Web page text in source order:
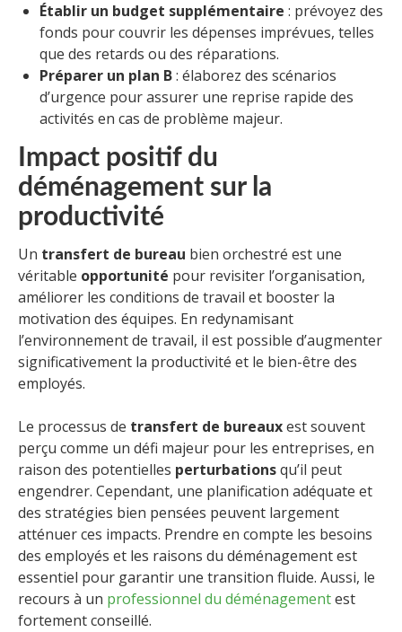
Établir un budget supplémentaire : prévoyez des
fonds pour couvrir les dépenses imprévues, telles
que des retards ou des réparations.
Préparer un plan B: élaborez des scénarios
d’urgence pour assurer une reprise rapide des
activités en cas de problème majeur.
Impact positif du
déménagement sur la
productivité
Un transfert de bureau bien orchestré est une
véritable opportunité pour revisiter l’organisation,
améliorer les conditions de travail et booster la
motivation des équipes. En redynamisant
l’environnement de travail, il est possible d’augmenter
significativement la productivité et le bien-être des
employés.
Le processus de transfert de bureauxest souvent
perçu comme un défi majeur pour les entreprises, en
raison des potentielles perturbationsqu’il peut
engendrer. Cependant, une planification adéquate et
des stratégies bien pensées peuvent largement
atténuer ces impacts. Prendre en compte les besoins
des employés et les raisons du déménagement est
essentiel pour garantir une transition fluide. Aussi, le
recours à un professionnel du déménagementest
fortement conseillé.